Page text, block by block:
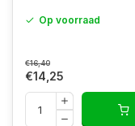
Op voorraad
€16,40
€14,25